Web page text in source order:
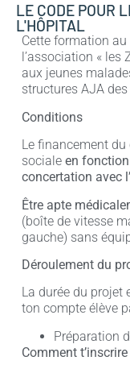
LE CODE POUR
L'HÔPITAL
Cette formation
l’association « les
aux jeunes
structures AJA
Conditions
Le financement
sociale en
concertation avec
Être apte
(boîte de vitesse
gauche) sans
Déroulement du
La durée du projet
ton compte élève
Préparation
Comment t’inscrire